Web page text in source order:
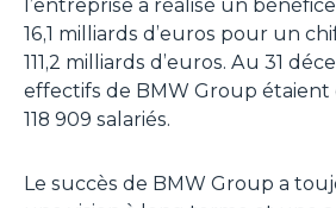
l’entreprise a réalisé un
16,1 milliards d’euros pour un
111,2 milliards d’euros. Au 31
effectifs de BMW Group étaient
118 909 salariés.
Le succès de BMW Group a